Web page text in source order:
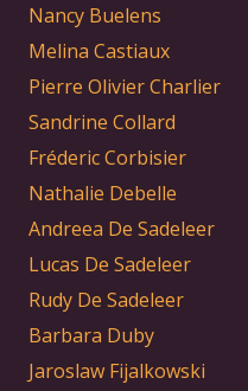
Nancy Buelens
Melina Castiaux
Pierre Olivier Charlier
Sandrine Collard
Fréderic Corbisier
Nathalie Debelle
Andreea De Sadeleer
Lucas De Sadeleer
Rudy De Sadeleer
Barbara Duby
Jaroslaw Fijalkowski